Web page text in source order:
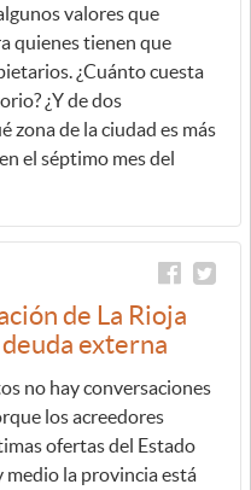
valores que
quienes tienen que
¿Cuánto cuesta
¿Y de dos
zona de la ciudad es más
el séptimo mes del
de La Rioja
externa
no hay conversaciones
los acreedores
ofertas del Estado
medio la provincia está